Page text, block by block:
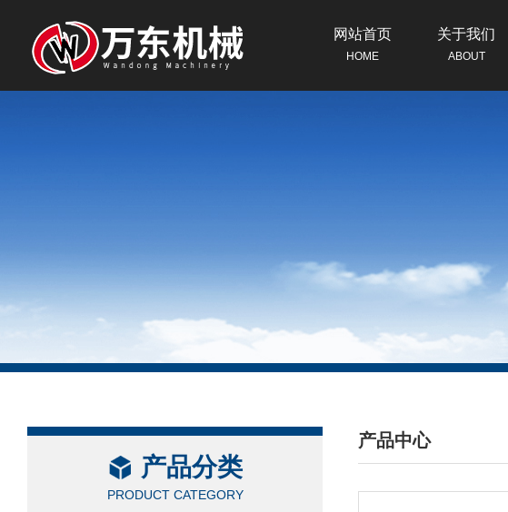
网站首页
HOME
关于我们
ABOUT
产品分类
PRODUCT CATEGORY
产品中心
/ PRODUCTS CENTER